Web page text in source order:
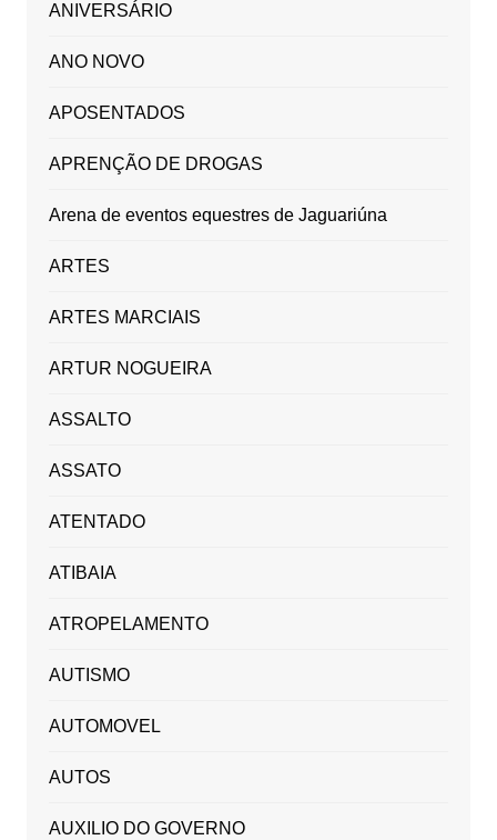
ANIVERSÁRIO
ANO NOVO
APOSENTADOS
APRENÇÃO DE DROGAS
Arena de eventos equestres de Jaguariúna
ARTES
ARTES MARCIAIS
ARTUR NOGUEIRA
ASSALTO
ASSATO
ATENTADO
ATIBAIA
ATROPELAMENTO
AUTISMO
AUTOMOVEL
AUTOS
AUXILIO DO GOVERNO